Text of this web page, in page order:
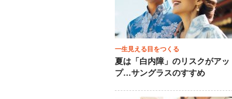
一生見える目をつくる
夏は「白内障」のリスクがアッ
プ…サングラスのすすめ